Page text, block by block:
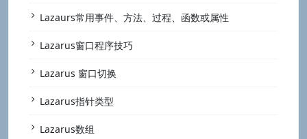
Lazaurs常用事件、方法、过程、函数或属性
Lazarus窗口程序技巧
Lazarus 窗口切换
Lazarus指针类型
Lazarus数组